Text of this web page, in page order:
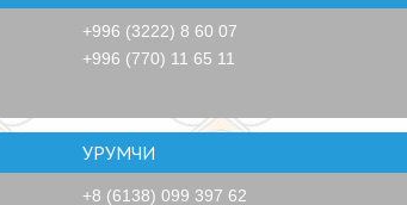
+996 (3222) 8 60 07
+996 (770) 11 65 11
УРУМЧИ
+8 (6138) 099 397 62